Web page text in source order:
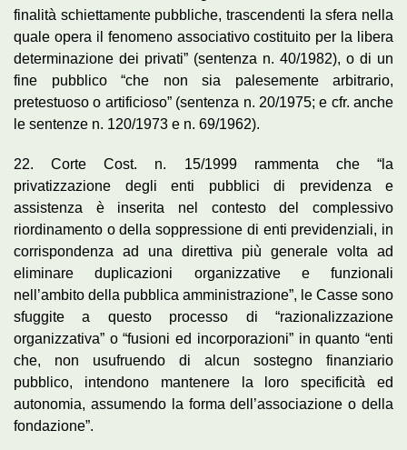
finalità schiettamente pubbliche, trascendenti la sfera nella
quale opera il fenomeno associativo costituito per la libera
determinazione dei privati” (sentenza n. 40/1982), o di un
fine pubblico “che non sia palesemente arbitrario,
pretestuoso o artificioso” (sentenza n. 20/1975; e cfr. anche
le sentenze n. 120/1973 e n. 69/1962).
22. Corte Cost. n. 15/1999 rammenta che “la
privatizzazione degli enti pubblici di previdenza e
assistenza è inserita nel contesto del complessivo
riordinamento o della soppressione di enti previdenziali, in
corrispondenza ad una direttiva più generale volta ad
eliminare duplicazioni organizzative e funzionali
nell’ambito della pubblica amministrazione”, le Casse sono
sfuggite a questo processo di “razionalizzazione
organizzativa” o “fusioni ed incorporazioni” in quanto “enti
che, non usufruendo di alcun sostegno finanziario
pubblico, intendono mantenere la loro specificità ed
autonomia, assumendo la forma dell’associazione o della
fondazione”.